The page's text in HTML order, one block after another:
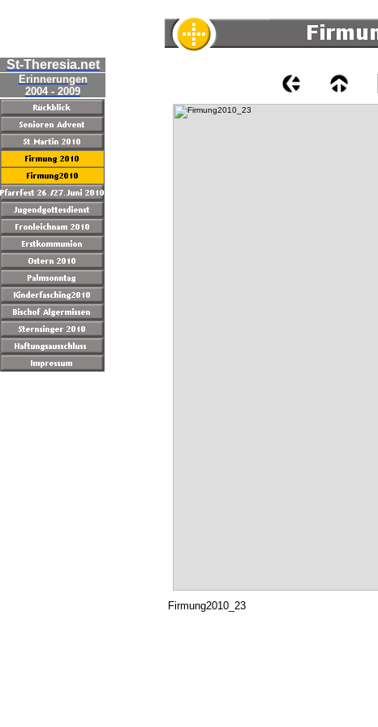
St-Theresia.net
Erinnerungen
2004 - 2009
Firmung2010_23